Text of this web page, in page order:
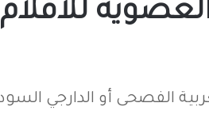
للأقلام